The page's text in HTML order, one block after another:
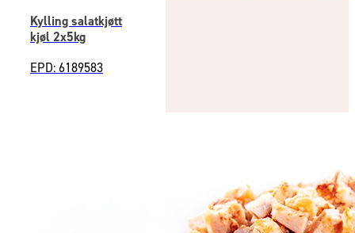
Kylling salatkjøtt
kjøl 2x5kg
EPD: 6189583